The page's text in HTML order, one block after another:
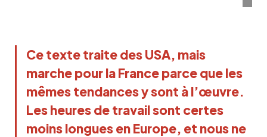
Ce texte traite des USA, mais
marche pour la France parce que les
mêmes tendances y sont à l’œuvre.
Les heures de travail sont certes
moins longues en Europe, et nous ne